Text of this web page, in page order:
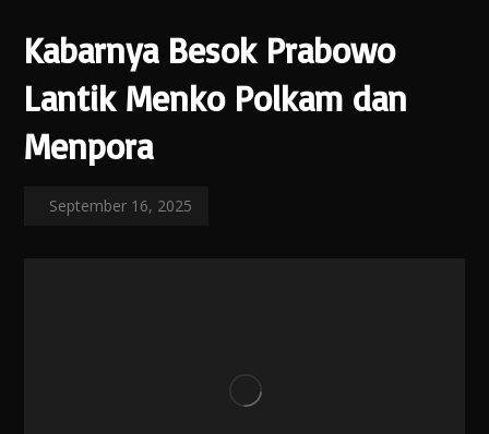
Kabarnya Besok Prabowo
Lantik Menko Polkam dan
Menpora
September 16, 2025